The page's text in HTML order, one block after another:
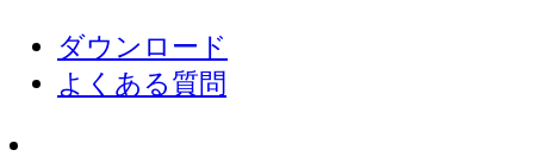
ダウンロード
よくある質問